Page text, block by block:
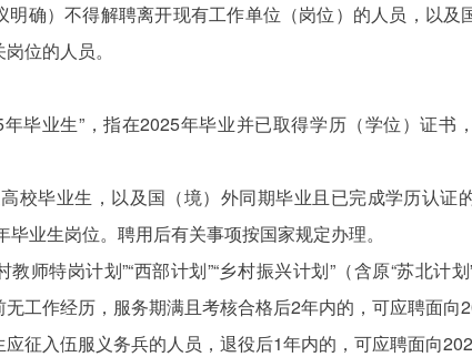
明确）不得解聘离开现有工作单位（岗位）的人员，以及
位的人员。
年毕业生”，指在2025年毕业并已取得学历（学位）证书
校毕业生，以及国（境）外同期毕业且已完成学历认证
业生岗位。聘用后有关事项按国家规定办理。
教师特岗计划”“西部计划”“乡村振兴计划”（含原“苏北计
工作经历，服务期满且考核合格后2年内的，可应聘面向
征入伍服义务兵的人员，退役后1年内的，可应聘面向